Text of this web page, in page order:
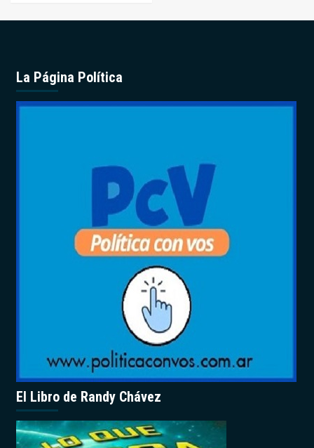
La Página Política
El Libro de Randy Chávez